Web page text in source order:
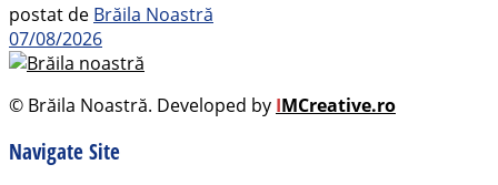
postat de Brăila Noastră
07/08/2026
© Brăila Noastră. Developed by IMCreative.ro
Navigate Site